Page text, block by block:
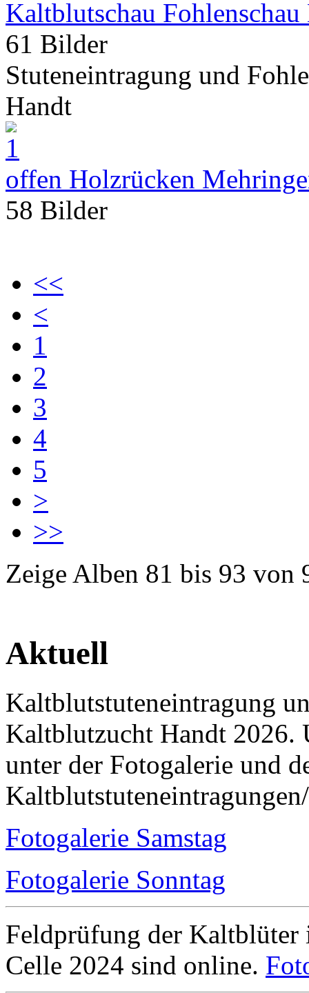
Kaltblutschau
61 Bilder
Stuteneintragung und
Handt
offen Holzrücken
58 Bilder
<<
<
1
2
3
4
5
>
>>
Zeige Alben 81 bis 93 von
Aktuell
Kaltblutstuteneintragung
Kaltblutzucht Handt 2026.
unter der Fotogalerie und
Fotogalerie Samstag
Fotogalerie Sonntag
Feldprüfung der Kaltblüter
Celle 2024 sind online.